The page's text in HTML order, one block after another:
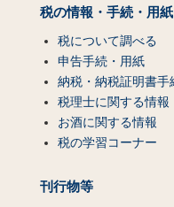
税の情報・手続・用紙
税について調べる
申告手続・用紙
納税・納税証明書手
税理士に関する情報
お酒に関する情報
税の学習コーナー
刊行物等